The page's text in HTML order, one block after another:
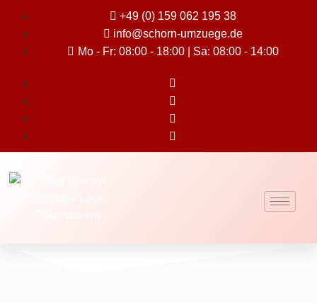
+49 (0) 159 062 195 38
info@schorn-umzuege.de
Mo - Fr: 08:00 - 18:00 | Sa: 08:00 - 14:00